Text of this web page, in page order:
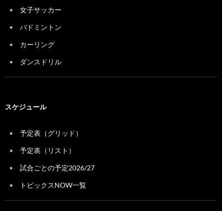
女子サッカー
バドミントン
カーリング
ダンスドリル
スケジュール
予定表（グリッド）
予定表（リスト）
試合ごとの予定2026/27
トピックスNOW一覧